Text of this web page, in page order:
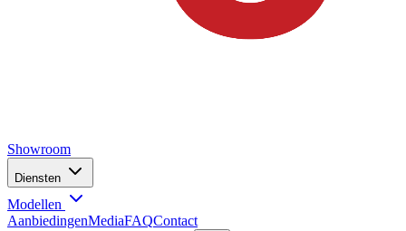
Showroom
Diensten
Modellen
AanbiedingenMediaFAQContact